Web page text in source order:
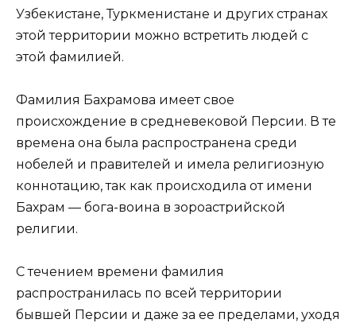
Узбекистане, Туркменистане и других странах
этой территории можно встретить людей с
этой фамилией.
Фамилия Бахрамова имеет свое
происхождение в средневековой Персии. В те
времена она была распространена среди
нобелей и правителей и имела религиозную
коннотацию, так как происходила от имени
Бахрам — бога-воина в зороастрийской
религии.
С течением времени фамилия
распространилась по всей территории
бывшей Персии и даже за ее пределами, уходя